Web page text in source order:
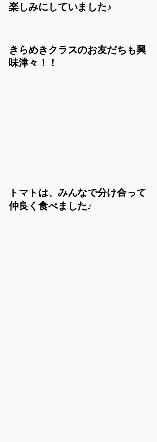
楽しみにしていました♪
きらめきクラスのお友だちも興
味津々！！
トマトは、みんなで分け合って
仲良く食べました♪